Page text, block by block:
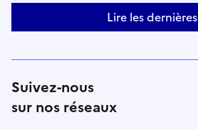
Lire les dernières
Suivez-nous
sur nos réseaux